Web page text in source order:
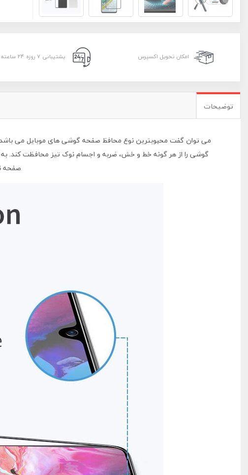
امکان تحویل اکسپرس پشتیبانی ۷ روزه ۲۴ ساعته
توضیحات
گوشی را از هر گونه خط و خش، ضربه و اجسام نوک تیز محافظت کند.
صفحه